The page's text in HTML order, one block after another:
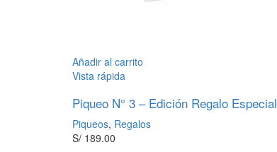
Añadir al carrito
Vista rápida
Piqueo N° 3 – Edición Regalo Especial
Piqueos, Regalos
S/ 189.00